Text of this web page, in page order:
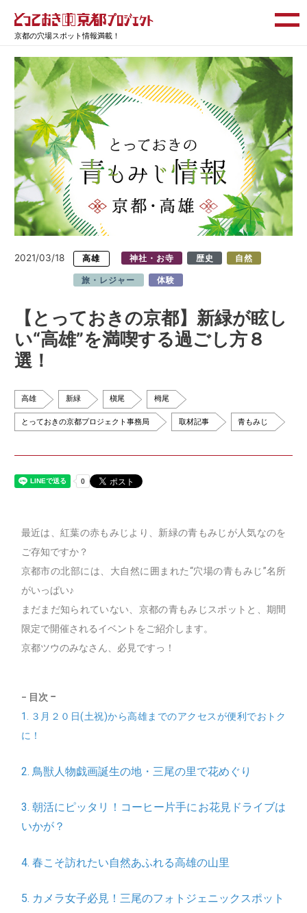
京都の穴場スポット情報満載！
2021/03/18 高雄 神社・お寺 歴史 自然
旅・レジャー 体験
【とっておきの京都】新緑が眩し
い“高雄”を満喫する過ごし方８
選！
高雄 新緑 槇尾 栂尾
とっておきの京都プロジェクト事務局 取材記事 青もみじ
最近は、紅葉の赤もみじより、新緑の青もみじが人気なのを
ご存知ですか？
京都市の北部には、大自然に囲まれた“穴場の青もみじ”名所
がいっぱい♪
まだまだ知られていない、京都の青もみじスポットと、期間
限定で開催されるイベントをご紹介します。
京都ツウのみなさん、必見ですっ！
− 目次 −
1. ３月２０日(土祝)から高雄までのアクセスが便利でおトク
に！
2. 鳥獣人物戯画誕生の地・三尾の里で花めぐり
3. 朝活にピッタリ！コーヒー片手にお花見ドライブは
いかが？
4. 春こそ訪れたい自然あふれる高雄の山里
5. カメラ女子必見！三尾のフォトジェニックスポット